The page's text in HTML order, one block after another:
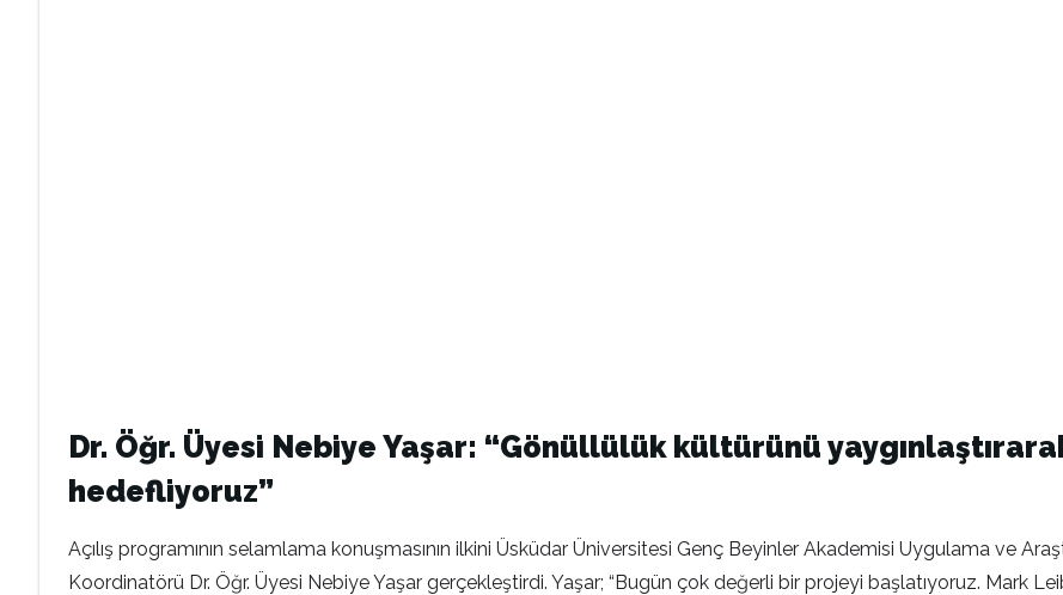
Dr. Öğr. Üyesi Nebiye Yaşar: “Gönüllülük kültürünü
hedefliyoruz”
Açılış programının selamlama konuşmasının ilkini Üsküdar Üniversitesi Genç Beyinler Akademisi Uygulama ve
Koordinatörü Dr. Öğr. Üyesi Nebiye Yaşar gerçekleştirdi. Yaşar; “Bugün çok değerli bir projeyi başlatıyoruz. Mark